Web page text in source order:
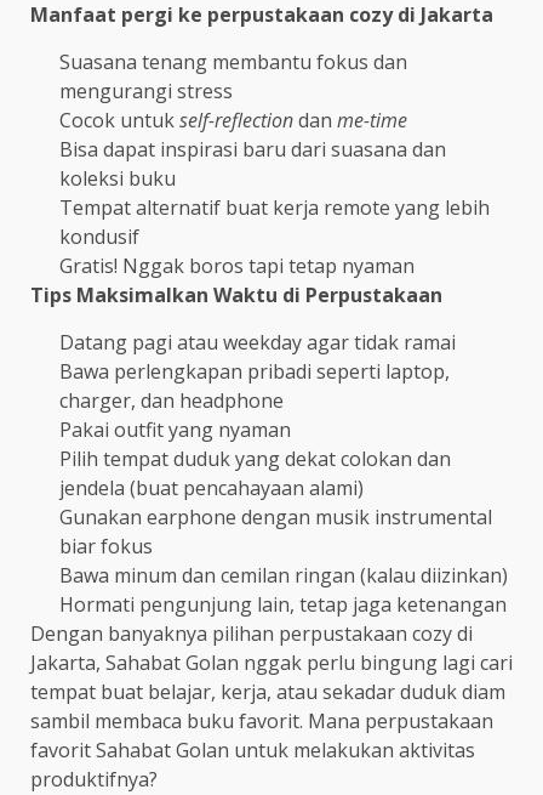
Manfaat pergi ke perpustakaan cozy di Jakarta
Suasana tenang membantu fokus dan
mengurangi stress
Cocok untukself-reflectiondan me-time
Bisa dapat inspirasi baru dari suasana dan
koleksi buku
Tempat alternatif buat kerja remote yang lebih
kondusif
Gratis! Nggak boros tapi tetap nyaman
Tips Maksimalkan Waktu di Perpustakaan
Datang pagi atau weekday agar tidak ramai
Bawa perlengkapan pribadi seperti laptop,
charger, dan headphone
Pakai outfit yang nyaman
Pilih tempat duduk yang dekat colokan dan
jendela (buat pencahayaan alami)
Gunakan earphone dengan musik instrumental
biar fokus
Bawa minum dan cemilan ringan (kalau diizinkan)
Hormati pengunjung lain, tetap jaga ketenangan
Dengan banyaknya pilihan perpustakaan cozy di
Jakarta, Sahabat Golan nggak perlu bingung lagi cari
tempat buat belajar, kerja, atau sekadar duduk diam
sambil membaca buku favorit. Mana perpustakaan
favorit Sahabat Golan untuk melakukan aktivitas
produktifnya?